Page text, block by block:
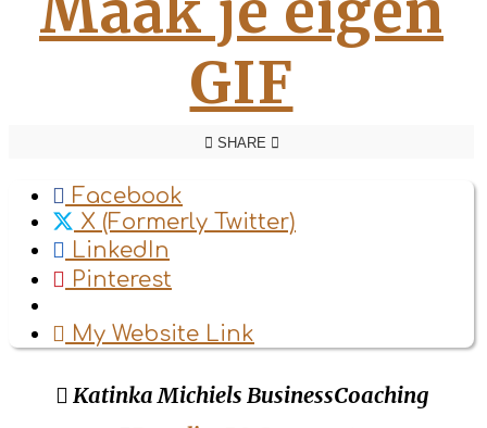
GIF
SHARE
Facebook
X (Formerly Twitter)
LinkedIn
Pinterest
My Website Link
Katinka Michiels BusinessCoaching